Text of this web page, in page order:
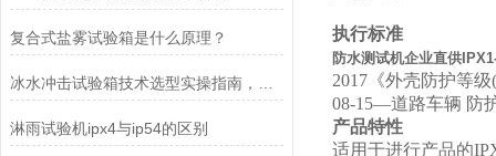
复合式盐雾试验箱是什么原理？
淋雨试验机ipx4与ip54的区别
执行标准
防水测试机企业直供
2017《外壳防护等
08-15—道路车辆 防
产品特性
适用于进行产品的